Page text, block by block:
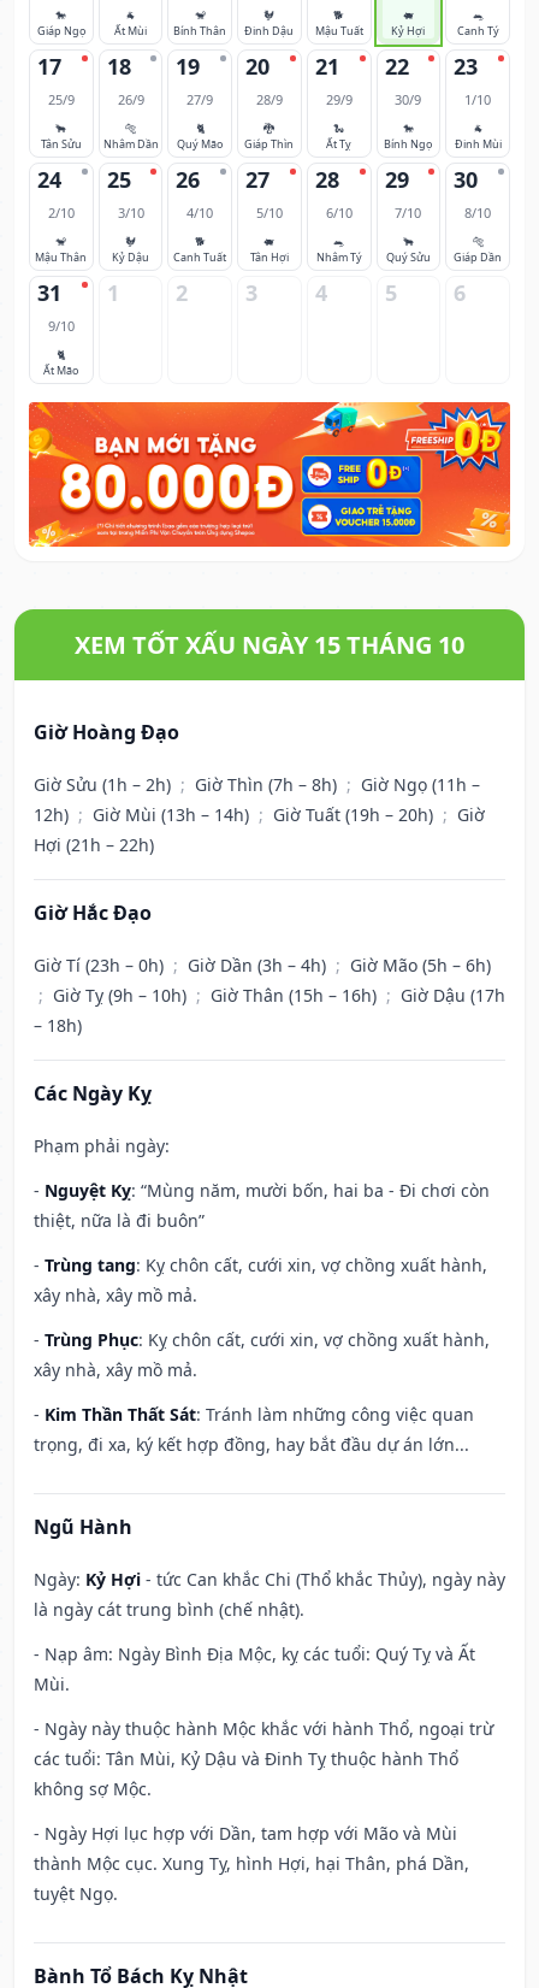
🐎
Giáp Ngọ
🐐
Ất Mùi
🐒
Bính Thân
🐓
Đinh Dậu
🐕
Mậu Tuất
🐖
Kỷ Hợi
🐀
Canh Tý
17
25/9
🐂
Tân Sửu
18
26/9
🐅
Nhâm Dần
19
27/9
🐈
Quý Mão
20
28/9
🐉
Giáp Thìn
21
29/9
🐍
Ất Tỵ
22
30/9
🐎
Bính Ngọ
23
1/10
🐐
Đinh Mùi
24
2/10
🐒
Mậu Thân
25
3/10
🐓
Kỷ Dậu
26
4/10
🐕
Canh Tuất
27
5/10
🐖
Tân Hợi
28
6/10
🐀
Nhâm Tý
29
7/10
🐂
Quý Sửu
30
8/10
🐅
Giáp Dần
31
9/10
🐈
Ất Mão
1 2 3 4 5 6
XEM TỐT XẤU NGÀY 15 THÁNG 10
Giờ Hoàng Đạo
Giờ Sửu (1h – 2h) ; Giờ Thìn (7h – 8h) ; Giờ Ngọ (11h –
12h) ; Giờ Mùi (13h – 14h) ; Giờ Tuất (19h – 20h) ; Giờ
Hợi (21h – 22h)
Giờ Hắc Đạo
Giờ Tí (23h – 0h) ; Giờ Dần (3h – 4h) ; Giờ Mão (5h – 6h)
; Giờ Tỵ (9h – 10h) ; Giờ Thân (15h – 16h) ; Giờ Dậu (17h
– 18h)
Các Ngày Kỵ
Phạm phải ngày:
- Nguyệt Kỵ: “Mùng năm, mười bốn, hai ba - Đi chơi còn
thiệt, nữa là đi buôn”
- Trùng tang: Kỵ chôn cất, cưới xin, vợ chồng xuất hành,
xây nhà, xây mồ mả.
- Trùng Phục: Kỵ chôn cất, cưới xin, vợ chồng xuất hành,
xây nhà, xây mồ mả.
- Kim Thần Thất Sát: Tránh làm những công việc quan
trọng, đi xa, ký kết hợp đồng, hay bắt đầu dự án lớn...
Ngũ Hành
Ngày: Kỷ Hợi - tức Can khắc Chi (Thổ khắc Thủy), ngày này
là ngày cát trung bình (chế nhật).
- Nạp âm: Ngày Bình Địa Mộc, kỵ các tuổi: Quý Tỵ và Ất
Mùi.
- Ngày này thuộc hành Mộc khắc với hành Thổ, ngoại trừ
các tuổi: Tân Mùi, Kỷ Dậu và Đinh Tỵ thuộc hành Thổ
không sợ Mộc.
- Ngày Hợi lục hợp với Dần, tam hợp với Mão và Mùi
thành Mộc cục. Xung Tỵ, hình Hợi, hại Thân, phá Dần,
tuyệt Ngọ.
Bành Tổ Bách Kỵ Nhật